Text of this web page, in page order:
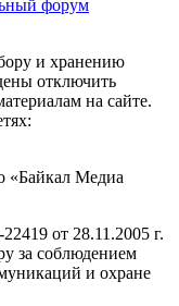
форум
и хранению
отключить
на сайте.
«Байкал Медиа
от 28.11.2005 г.
за соблюдением
и охране